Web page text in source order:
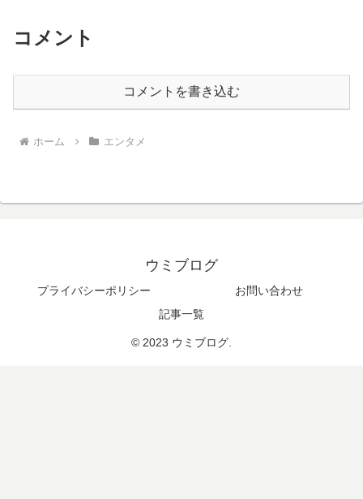
コメント
コメントを書き込む
ホーム エンタメ
ウミブログ
プライバシーポリシー
お問い合わせ
記事一覧
© 2023 ウミブログ.